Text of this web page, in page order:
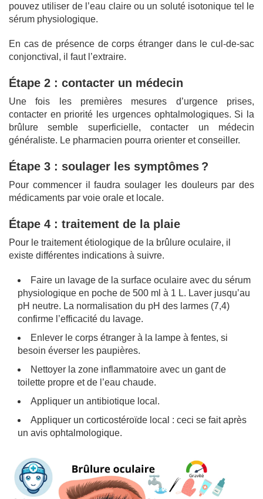
pouvez utiliser de l’eau claire ou un soluté isotonique tel le
sérum physiologique.
En cas de présence de corps étranger dans le cul-de-sac
conjonctival, il faut l’extraire.
Étape 2 : contacter un médecin
Une fois les premières mesures d’urgence prises,
contacter en priorité les urgences ophtalmologiques. Si la
brûlure semble superficielle, contacter un médecin
généraliste. Le pharmacien pourra orienter et conseiller.
Étape 3 : soulager les symptômes ?
Pour commencer il faudra soulager les douleurs par des
médicaments par voie orale et locale.
Étape 4 : traitement de la plaie
Pour le traitement étiologique de la brûlure oculaire, il
existe différentes indications à suivre.
Faire un lavage de la surface oculaire avec du sérum
physiologique en poche de 500 ml à 1 L. Laver jusqu’au
pH neutre. La normalisation du pH des larmes (7,4)
confirme l’efficacité du lavage.
Enlever le corps étranger à la lampe à fentes, si
besoin éverser les paupières.
Nettoyer la zone inflammatoire avec un gant de
toilette propre et de l’eau chaude.
Appliquer un antibiotique local.
Appliquer un corticostéroïde local : ceci se fait après
un avis ophtalmologique.